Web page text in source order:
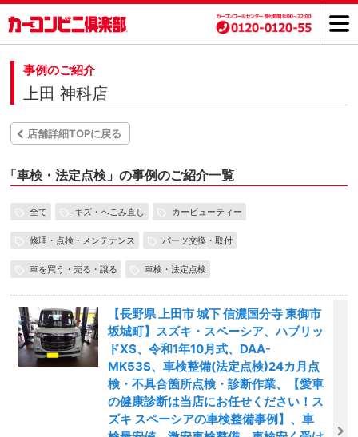
事例のご紹介
上田 神科店
店舗詳細TOPに戻る
「車検・法定点検」の事例のご紹介一覧
全て キズ・へこみ直し カービューティー
修理・点検・メンテナンス パーツ交換・取付
車を買う・売る・譲る 車検・法定点検
【長野県 上田市 城下 信濃国分寺 東御市
坂城町】スズキ・スペーシア、ハブリッ
ドXS、令和1年10月式、DAA-
MK53S、車検整備(法定点検)24カ月点
検・不具合箇所点検・診断作業、【愛車
の健康診断は当店にお任せください！ス
ズキ スペーシアの車検整備事例】、車